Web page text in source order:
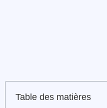
Table des matières